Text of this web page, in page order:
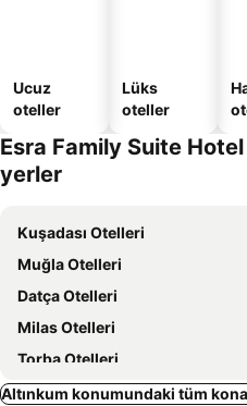
Ucuz
oteller
Lüks
oteller
Esra Family Suite
yerler
Kuşadası Otelleri
Muğla Otelleri
Datça Otelleri
Milas Otelleri
Torba Otelleri
Altınkum konumundaki tüm